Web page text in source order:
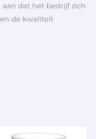
dat het bedrijf zich
de kwaliteit